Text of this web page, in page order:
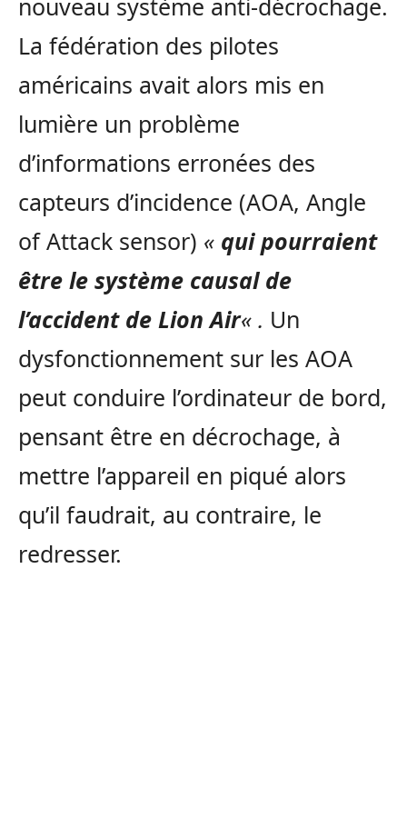
nouveau système anti-décrochage.
La fédération des pilotes
américains avait alors mis en
lumière un problème
d’informations erronées des
capteurs d’incidence (AOA, Angle
of Attack sensor) « qui pourraient
être le système causal de
l’accident de Lion Air« . Un
dysfonctionnement sur les AOA
peut conduire l’ordinateur de bord,
pensant être en décrochage, à
mettre l’appareil en piqué alors
qu’il faudrait, au contraire, le
redresser.